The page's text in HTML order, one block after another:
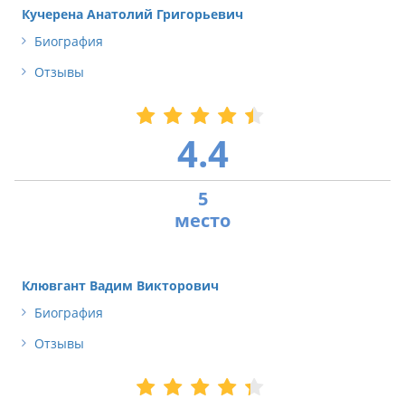
Кучерена Анатолий Григорьевич
Биография
Отзывы
4.4
5
Клювгант Вадим Викторович
Биография
Отзывы